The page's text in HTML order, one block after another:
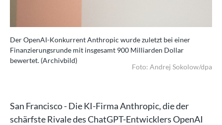
Der OpenAI-Konkurrent Anthropic wurde zuletzt bei einer
Finanzierungsrunde mit insgesamt 900 Milliarden Dollar
bewertet. (Archivbild)
Foto: Andrej Sokolow/dpa
San Francisco - Die KI-Firma Anthropic, die der
schärfste Rivale des ChatGPT-Entwicklers OpenAI